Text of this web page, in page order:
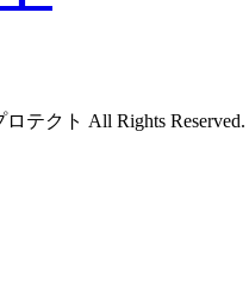
テクト All Rights Reserved.